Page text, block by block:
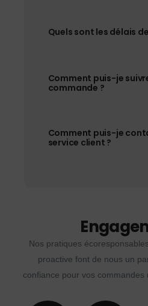
Quels sont les délais
Comment puis-je
commande ?
Comment puis-je
service client ?
Nos pratiques
proactive font de nous un
confiance pour vos